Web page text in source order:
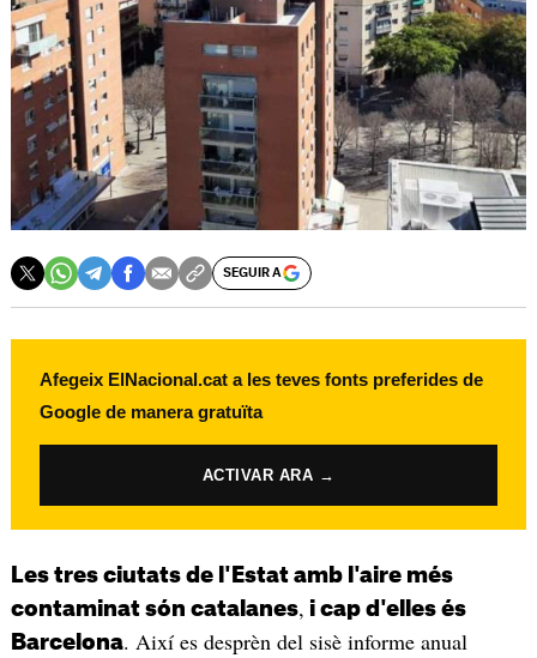
SEGUIR A
Afegeix ElNacional.cat a les teves fonts preferides de
Google de manera gratuïta
ACTIVAR ARA →
Les tres ciutats de l'Estat amb l'aire més
contaminat són catalanes, i cap d'elles és
Barcelona. Així es desprèn del sisè informe anual